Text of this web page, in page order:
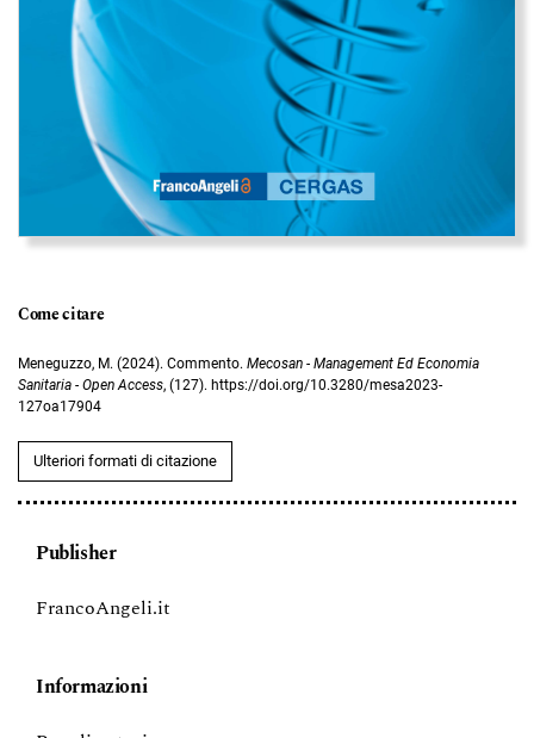
Come citare
Meneguzzo, M. (2024). Commento. Mecosan - Management Ed Economia
Sanitaria - Open Access, (127). https://doi.org/10.3280/mesa2023-
127oa17904
Ulteriori formati di citazione
Publisher
FrancoAngeli.it
Informazioni